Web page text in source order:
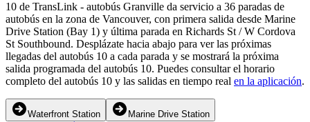
10 de TransLink - autobús Granville da servicio a 36 paradas de
autobús en la zona de Vancouver, con primera salida desde Marine
Drive Station (Bay 1) y última parada en Richards St / W Cordova
St Southbound. Desplázate hacia abajo para ver las próximas
llegadas del autobús 10 a cada parada y se mostrará la próxima
salida programada del autobús 10. Puedes consultar el horario
completo del autobús 10 y las salidas en tiempo real en la aplicación.
Waterfront Station Marine Drive Station